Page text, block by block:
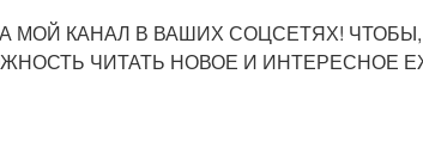
МОЙ КАНАЛ В ВАШИХ СОЦСЕТЯХ!
ЧИТАТЬ НОВОЕ И ИНТЕРЕСНОЕ